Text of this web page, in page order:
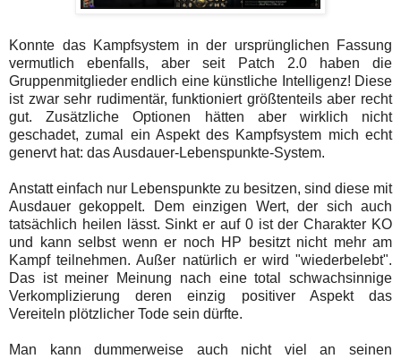
Konnte das Kampfsystem in der ursprünglichen Fassung
vermutlich ebenfalls, aber seit Patch 2.0 haben die
Gruppenmitglieder endlich eine künstliche Intelligenz! Diese
ist zwar sehr rudimentär, funktioniert größtenteils aber recht
gut. Zusätzliche Optionen hätten aber wirklich nicht
geschadet, zumal ein Aspekt des Kampfsystem mich echt
genervt hat: das Ausdauer-Lebenspunkte-System.
Anstatt einfach nur Lebenspunkte zu besitzen, sind diese mit
Ausdauer gekoppelt. Dem einzigen Wert, der sich auch
tatsächlich heilen lässt. Sinkt er auf 0 ist der Charakter KO
und kann selbst wenn er noch HP besitzt nicht mehr am
Kampf teilnehmen. Außer natürlich er wird "wiederbelebt".
Das ist meiner Meinung nach eine total schwachsinnige
Verkomplizierung deren einzig positiver Aspekt das
Vereiteln plötzlicher Tode sein dürfte.
Man kann dummerweise auch nicht viel an seinen